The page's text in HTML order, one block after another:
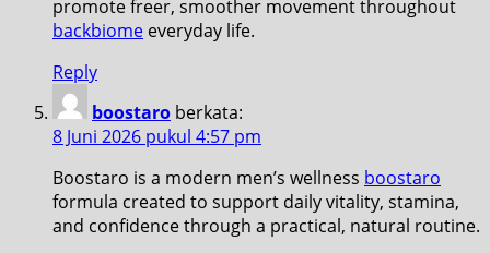
promote freer, smoother movement throughout
backbiome everyday life.
Reply
boostaro berkata:
8 Juni 2026 pukul 4:57 pm
Boostaro is a modern men’s wellness boostaro
formula created to support daily vitality, stamina,
and confidence through a practical, natural routine.